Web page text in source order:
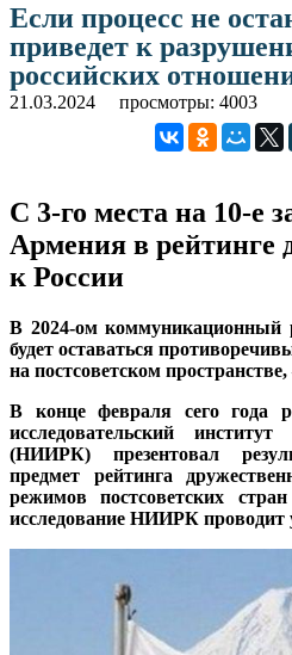
Если процесс не
приведет к
российских
21.03.2024 просмотры: 4003
С 3-го места на 10-е
Армения в рейтинге
к России
В 2024-ом коммуникационный
будет оставаться
на постсоветском
В конце февраля сего года
исследовательский
(НИИРК) презентовал
предмет рейтинга
режимов постсоветских
исследование НИИРК проводит